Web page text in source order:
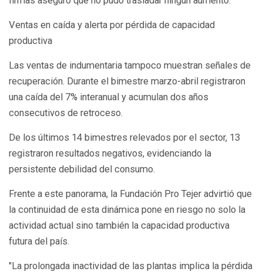
Ventas en caída y alerta por pérdida de capacidad
productiva
Las ventas de indumentaria tampoco muestran señales de
recuperación. Durante el bimestre marzo-abril registraron
una caída del 7% interanual y acumulan dos años
consecutivos de retroceso.
De los últimos 14 bimestres relevados por el sector, 13
registraron resultados negativos, evidenciando la
persistente debilidad del consumo.
Frente a este panorama, la Fundación Pro Tejer advirtió que
la continuidad de esta dinámica pone en riesgo no solo la
actividad actual sino también la capacidad productiva
futura del país.
"La prolongada inactividad de las plantas implica la pérdida